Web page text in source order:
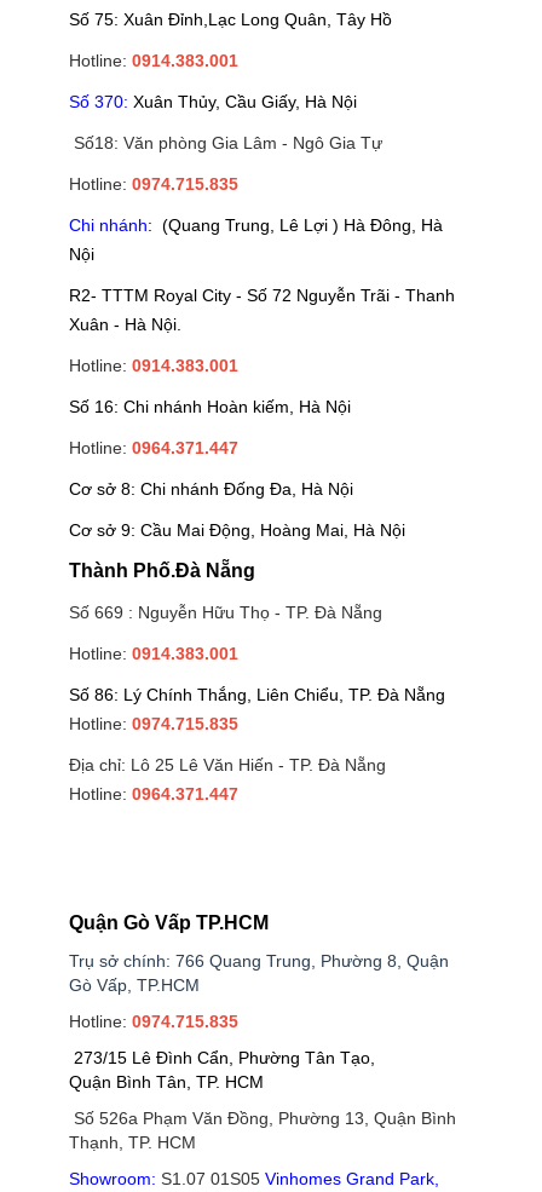
Số 75: Xuân Đỉnh,Lạc Long Quân, Tây Hồ
Hotline: 0914.383.001
Số 370: Xuân Thủy, Cầu Giấy, Hà Nội
Số18: Văn phòng Gia Lâm - Ngô Gia Tự
Hotline: 0974.715.835
Chi nhánh: (Quang Trung, Lê Lợi ) Hà Đông, Hà
Nội
R2- TTTM Royal City - Số 72 Nguyễn Trãi - Thanh
Xuân - Hà Nội.
Hotline: 0914.383.001
Số 16: Chi nhánh Hoàn kiếm, Hà Nội
Hotline: 0964.371.447
Cơ sở 8: Chi nhánh Đống Đa, Hà Nội
Cơ sở 9: Cầu Mai Động, Hoàng Mai, Hà Nội
Thành Phố.Đà Nẵng
Số 669 : Nguyễn Hữu Thọ - TP. Đà Nẵng
Hotline: 0914.383.001
Số 86: Lý Chính Thắng, Liên Chiểu, TP. Đà Nẵng
Hotline: 0974.715.835
Địa chỉ: Lô 25 Lê Văn Hiến - TP. Đà Nẵng
Hotline: 0964.371.447
Quận Gò Vấp TP.HCM
Trụ sở chính: 766 Quang Trung, Phường 8, Quận
Gò Vấp, TP.HCM
Hotline: 0974.715.835
273/15 Lê Đình Cẩn, Phường Tân Tạo,
Quận Bình Tân, TP. HCM
Số 526a Phạm Văn Đồng, Phường 13, Quận Bình
Thạnh, TP. HCM
Showroom: S1.07 01S05 Vinhomes Grand Park